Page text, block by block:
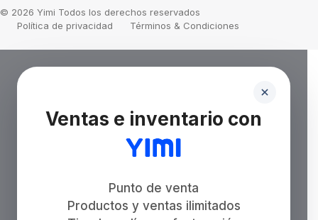
© 2026 Yimi Todos los derechos reservados
Política de privacidad
Términos & Condiciones
Ventas e inventario con
Punto de venta
Productos y ventas ilimitados